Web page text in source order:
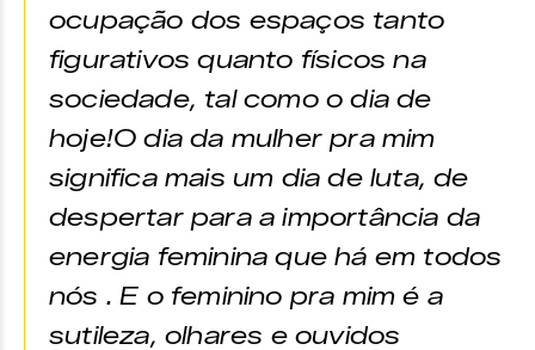
ocupação dos espaços tanto
figurativos quanto físicos na
sociedade, tal como o dia de
hoje!O dia da mulher pra mim
significa mais um dia de luta, de
despertar para a importância da
energia feminina que há em todos
nós . E o feminino pra mim é a
sutileza, olhares e ouvidos